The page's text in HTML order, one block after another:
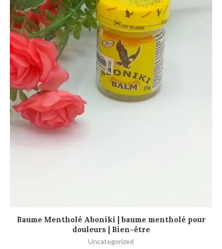
AJOUTER AU PANIER
Baume Mentholé Aboniki | baume mentholé pour
douleurs | Bien-être
Uncategorized